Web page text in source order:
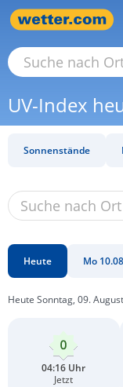
UV-Index
Sonnenstände
Heute Mo
Heute Sonntag, 09.
04:16 Uhr
Jetzt